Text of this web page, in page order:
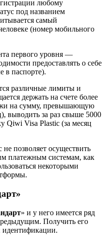
любому
под названием
самый
(номер мобильного
первого уровня —
предоставлять о себе
в паспорте).
различные лимиты и
держать на счете более
на сумму, превышающую
выводить за раз свыше 5000
Qiwi Visa Plastic (за месяц
позволяет осуществить
платежным системам, как
некоторыми
» и у него имеется ряд
Получить его